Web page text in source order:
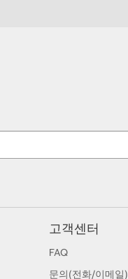
고객센터
FAQ
문의(전화/이메일)